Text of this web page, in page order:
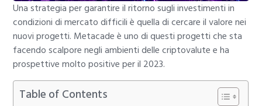
Una strategia per garantire il ritorno sugli investimenti in
condizioni di mercato difficili è quella di cercare il valore nei
nuovi progetti. Metacade è uno di questi progetti che sta
facendo scalpore negli ambienti delle criptovalute e ha
prospettive molto positive per il 2023.
Table of Contents